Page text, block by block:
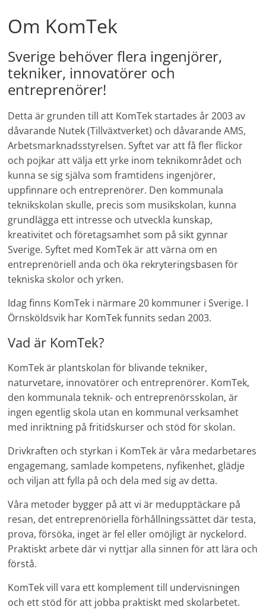
Om KomTek
Sverige behöver flera ingenjörer,
tekniker, innovatörer och
entreprenörer!
Detta är grunden till att KomTek startades år 2003 av
dåvarande Nutek (Tillväxtverket) och dåvarande AMS,
Arbetsmarknadsstyrelsen. Syftet var att få fler flickor
och pojkar att välja ett yrke inom teknikområdet och
kunna se sig själva som framtidens ingenjörer,
uppfinnare och entreprenörer. Den kommunala
teknikskolan skulle, precis som musikskolan, kunna
grundlägga ett intresse och utveckla kunskap,
kreativitet och företagsamhet som på sikt gynnar
Sverige. Syftet med KomTek är att värna om en
entreprenöriell anda och öka rekryteringsbasen för
tekniska skolor och yrken.
Idag finns KomTek i närmare 20 kommuner i Sverige. I
Örnsköldsvik har KomTek funnits sedan 2003.
Vad är KomTek?
KomTek är plantskolan för blivande tekniker,
naturvetare, innovatörer och entreprenörer. KomTek,
den kommunala teknik- och entreprenörsskolan, är
ingen egentlig skola utan en kommunal verksamhet
med inriktning på fritidskurser och stöd för skolan.
Drivkraften och styrkan i KomTek är våra medarbetares
engagemang, samlade kompetens, nyfikenhet, glädje
och viljan att fylla på och dela med sig av detta.
Våra metoder bygger på att vi är medupptäckare på
resan, det entreprenöriella förhållningssättet där testa,
prova, försöka, inget är fel eller omöjligt är nyckelord.
Praktiskt arbete där vi nyttjar alla sinnen för att lära och
förstå.
KomTek vill vara ett komplement till undervisningen
och ett stöd för att jobba praktiskt med skolarbetet.